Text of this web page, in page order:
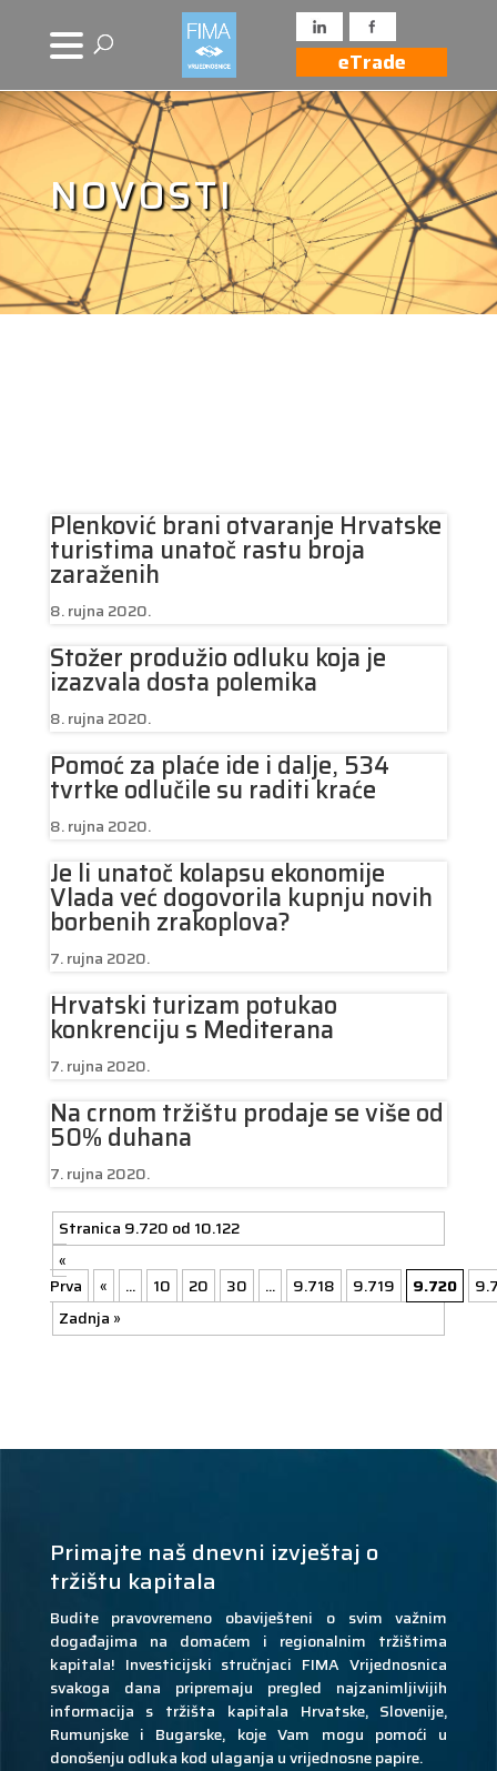
eTrade
NOVOSTI
Plenković brani otvaranje Hrvatske
turistima unatoč rastu broja
zaraženih
8. rujna 2020.
Stožer produžio odluku koja je
izazvala dosta polemika
8. rujna 2020.
Pomoć za plaće ide i dalje, 534
tvrtke odlučile su raditi kraće
8. rujna 2020.
Je li unatoč kolapsu ekonomije
Vlada već dogovorila kupnju novih
borbenih zrakoplova?
7. rujna 2020.
Hrvatski turizam potukao
konkrenciju s Mediterana
7. rujna 2020.
Na crnom tržištu prodaje se više od
50% duhana
7. rujna 2020.
Stranica 9.720 od 10.122
«
Prva
« ... 10 20 30 ... 9.718 9.719 9.720
Zadnja »
Primajte naš dnevni izvještaj o
tržištu kapitala
Budite pravovremeno obaviješteni o svim važnim
događajima na domaćem i regionalnim tržištima
kapitala! Investicijski stručnjaci FIMA Vrijednosnica
svakoga dana pripremaju pregled najzanimljivijih
informacija s tržišta kapitala Hrvatske, Slovenije,
Rumunjske i Bugarske, koje Vam mogu pomoći u
donošenju odluka kod ulaganja u vrijednosne papire.